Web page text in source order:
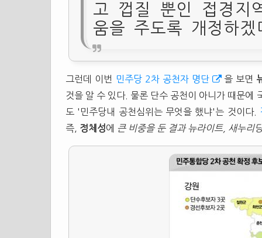
고 껍질 뿐인 접경지
움을 주도록 개정하겠
그런데 이번 민주당 2차 공천자 명단 을 보면
것을 알 수 있다. 물론 단수 공천이 아니가 때문에
도 '민주당내 공천심위는 무엇을 했냐'는 것이다.
즉, 정체성에 큰 비중을 둔 결과 뉴라이트, 새누리